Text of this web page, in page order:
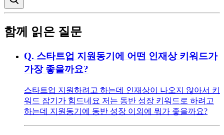
함께 읽은 질문
Q. 스타트업 지원동기에 어떤 인재상 키워드가
가장 좋을까요?
스타트업 지원하려고 하는데 인재상이 나오지 않아서 키
워드 잡기가 힘드네요 저는 동반 성장 키워드로 하려고
하는데 지원동기에 동반 성장 이외에 뭐가 좋을까요?